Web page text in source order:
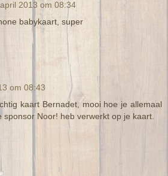
2013 om 08:34
babykaart, super
om 08:43
kaart Bernadet, mooi hoe je allemaal
sponsor Noor! heb verwerkt op je kaart.